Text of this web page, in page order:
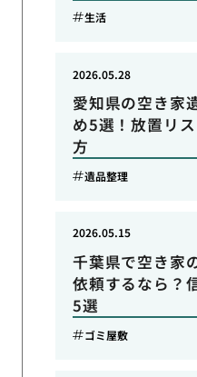
生活
愛知県の空き家
め5選！放置リ
方
2026.05.28
遺品整理
千葉県で空き家
依頼するなら？
5選
2026.05.15
ゴミ屋敷